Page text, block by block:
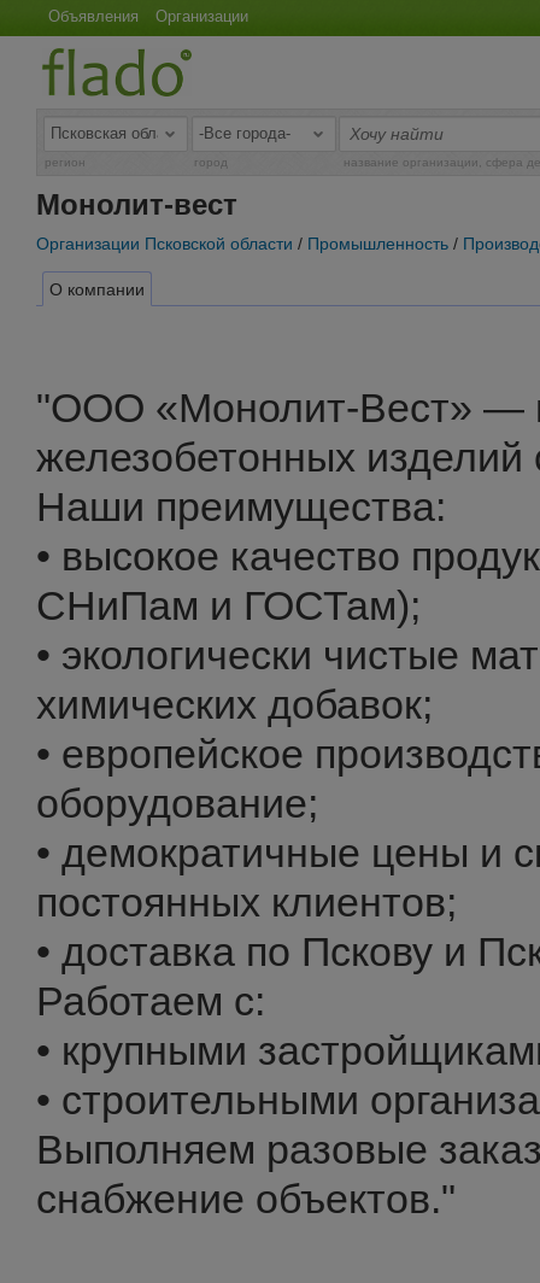
Объявления Организации
регион город название организации, сфера
Монолит-вест
Организации Псковской области / Промышленность /
О компании
"ООО «Монолит‑Вест» —
железобетонных изделий
Наши преимущества:
• высокое качество
СНиПам и ГОСТам);
• экологически чистые
химических добавок;
• европейское
оборудование;
• демократичные цены и
постоянных клиентов;
• доставка по Пскову и
Работаем с:
• крупными
• строительными
Выполняем разовые
снабжение объектов."